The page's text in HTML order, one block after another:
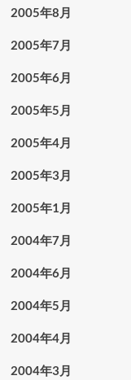
2005年8月
2005年7月
2005年6月
2005年5月
2005年4月
2005年3月
2005年1月
2004年7月
2004年6月
2004年5月
2004年4月
2004年3月